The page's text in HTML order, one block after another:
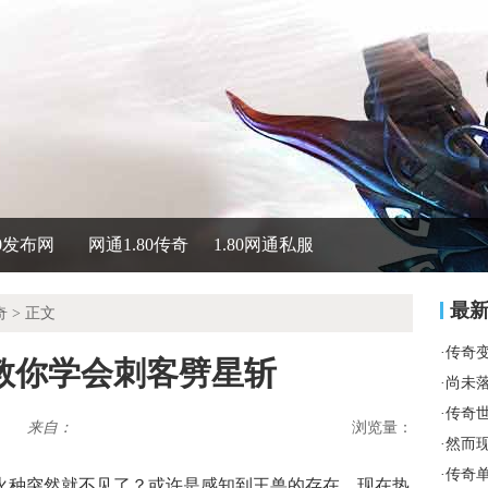
布网 网通1.80传奇 1.80网通私服
> 正文
你学会刺客劈星斩
来自： 浏览量：
最
·传奇
· 尚未
·传奇
·然而
·传奇